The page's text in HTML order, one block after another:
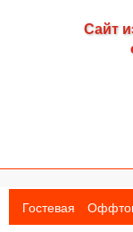
Сайт
Гостевая